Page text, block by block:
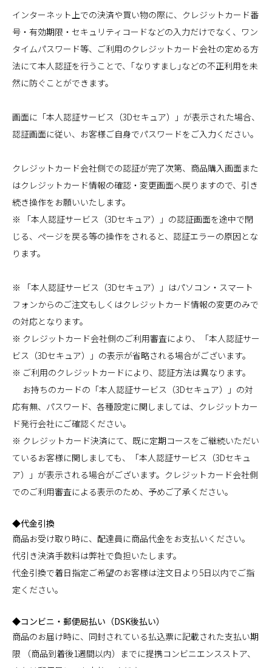
インターネット上での決済や買い物の際に、クレジットカード番
号・有効期限・セキュリティコードなどの入力だけでなく、ワン
タイムパスワード等、ご利用のクレジットカード会社の定める方
法にて本人認証を行うことで、｢なりすまし｣などの不正利用を未
然に防ぐことができます。
画面に「本人認証サービス（3Dセキュア）」が表示された場合、
認証画面に従い、お客様ご自身でパスワードをご入力ください。
クレジットカード会社側での認証が完了次第、商品購入画面また
はクレジットカード情報の確認・変更画面へ戻りますので、引き
続き操作をお願いいたします。
※ 「本人認証サービス（3Dセキュア）」の認証画面を途中で閉
じる、ページを戻る等の操作をされると、認証エラーの原因とな
ります。
※ 「本人認証サービス（3Dセキュア）」はパソコン・スマート
フォンからのご注文もしくはクレジットカード情報の変更のみで
の対応となります。
※ クレジットカード会社側のご利用審査により、「本人認証サー
ビス（3Dセキュア）」の表示が省略される場合がございます。
※ ご利用のクレジットカードにより、認証方法は異なります。
お持ちのカードの「本人認証サービス（3Dセキュア）」の対
応有無、パスワード、各種設定に関しましては、クレジットカー
ド発行会社にご確認ください。
※ クレジットカード決済にて、既に定期コースをご継続いただい
ているお客様に関しましても、「本人認証サービス（3Dセキュ
ア）」が表示される場合がございます。クレジットカード会社側
でのご利用審査による表示のため、予めご了承ください。
◆代金引換
商品お受け取り時に、配達員に商品代金をお支払いください。
代引き決済手数料は弊社で負担いたします。
代金引換で着日指定ご希望のお客様は注文日より5日以内でご指
定ください。
◆コンビニ・郵便局払い（DSK後払い）
商品のお届け時に、同封されている払込票に記載された支払い期
限 （商品到着後1週間以内）までに提携コンビニエンスストア、